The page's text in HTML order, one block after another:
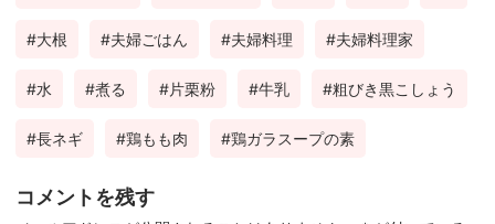
大根 夫婦ごはん 夫婦料理 夫婦料理家
水 煮る 片栗粉 牛乳 粗びき黒こしょう
長ネギ 鶏もも肉 鶏ガラスープの素
コメントを残す